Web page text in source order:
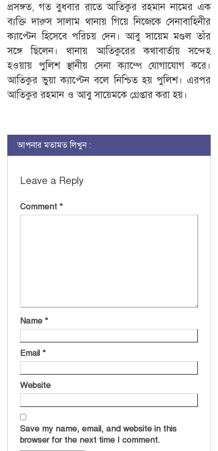
প্রসঙ্গত, গত বুধবার রাতে আতিকুর রহমান নামের এক
ব্যক্তি দারুস সালাম থানায় গিয়ে নিজেকে সেনাবাহিনীর
ক্যাপ্টেন হিসেবে পরিচয় দেন। আবু সায়েম মণ্ডল তাঁর
সঙ্গে ছিলেন। থানায় আতিকুরের কথাবার্তায় সন্দেহ
হওয়ায় পুলিশ স্থানীয় সেনা ক্যাম্পে যোগাযোগ করে।
আতিকুর ভুয়া ক্যাপ্টেন বলে নিশ্চিত হয় পুলিশ। এরপর
আতিকুর রহমান ও আবু সায়েমকে গ্রেপ্তার করা হয়।
আপনার মতামত লিখুন :
Leave a Reply
Comment *
Name *
Email *
Website
Save my name, email, and website in this
browser for the next time I comment.